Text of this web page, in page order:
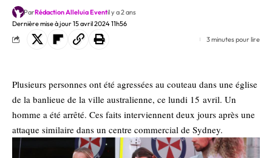
Dernière mise à jour 15 avril 2024 11h56
ParRédaction Alleluia Eventil y a 2 ans
3 minutes pour lire
Plusieurs personnes ont été agressées au couteau dans une église
de la banlieue de la ville australienne, ce lundi 15 avril. Un
homme a été arrêté. Ces faits interviennent deux jours après une
attaque similaire dans un centre commercial de Sydney.